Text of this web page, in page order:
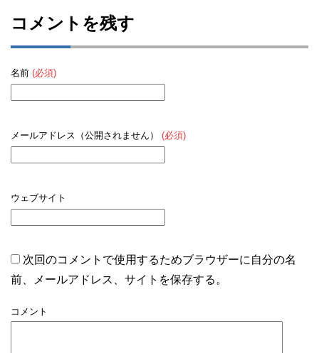
コメントを残す
名前 (必須)
メールアドレス（公開されません） (必須)
ウェブサイト
次回のコメントで使用するためブラウザーに自分の名
前、メールアドレス、サイトを保存する。
コメント